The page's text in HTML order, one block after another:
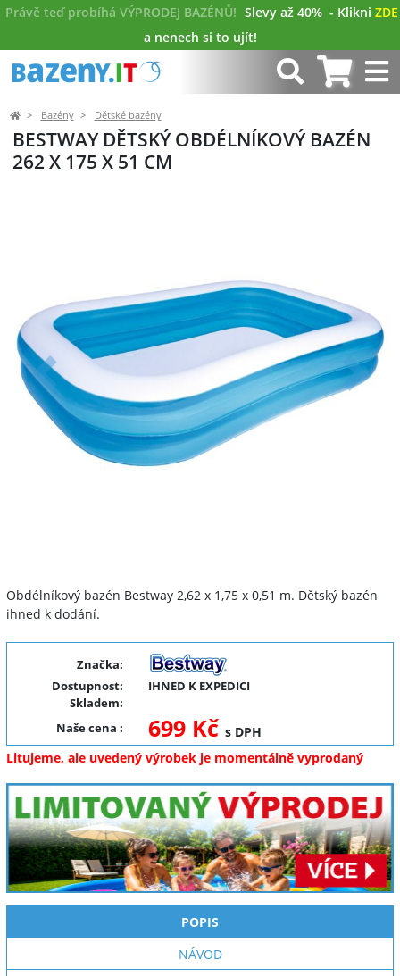
Právě teď probíhá VÝPRODEJ BAZÉNŮ! Slevy až 40% - Klikni ZDE
a nenech si to ujít!
Bazény Dětské bazény
BESTWAY DĚTSKÝ OBDÉLNÍKOVÝ BAZÉN
262 X 175 X 51 CM
Předchozí Další
Obdélníkový bazén Bestway 2,62 x 1,75 x 0,51 m. Dětský bazén
ihned k dodání.
Značka:
Dostupnost:
IHNED K EXPEDICI
Skladem:
Naše cena : 699 Kč s DPH
Litujeme, ale uvedený výrobek je momentálně vyprodaný
POPIS
NÁVOD